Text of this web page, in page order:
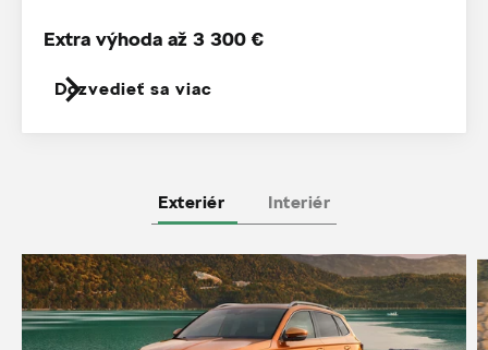
Dozvedieť sa viac
Extra výhoda až 3 300 €
Exteriér Interiér